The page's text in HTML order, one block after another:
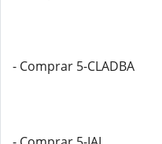
- Comprar 5-CLADBA